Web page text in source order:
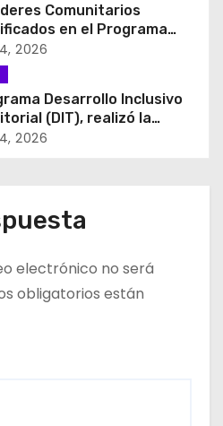
Comunitarios
en el Programa
AMA
2026
Desarrollo Inclusivo
(DIT), realizó la
de Cajas de Regulación
2026
electrónico no será
obligatorios están